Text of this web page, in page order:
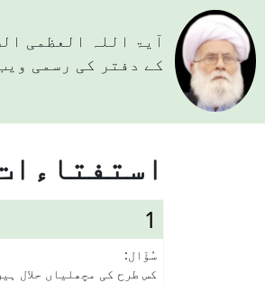
آيۃ اللہ العظمی
کے دفتر کی رسمی
1
سُؤَال:
کس طرح کی مچھلیاں حلال